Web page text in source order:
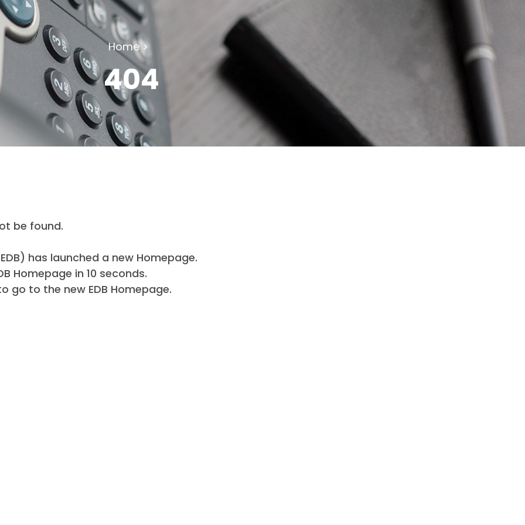
Home >
404
be found.
has launched a new Homepage.
Homepage in 10 seconds.
go to the new EDB Homepage.